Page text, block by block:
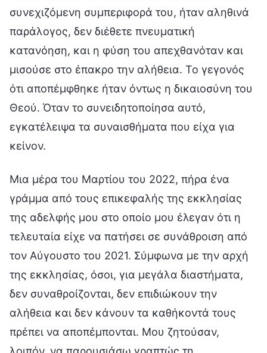
συνεχιζόμενη συμπεριφορά του, ήταν αληθινά
παράλογος, δεν διέθετε πνευματική
κατανόηση, και η φύση του απεχθανόταν και
μισούσε στο έπακρο την αλήθεια. Το γεγονός
ότι αποπέμφθηκε ήταν όντως η δικαιοσύνη του
Θεού. Όταν το συνειδητοποίησα αυτό,
εγκατέλειψα τα συναισθήματα που είχα για
κείνον.
Μια μέρα του Μαρτίου του 2022, πήρα ένα
γράμμα από τους επικεφαλής της εκκλησίας
της αδελφής μου στο οποίο μου έλεγαν ότι η
τελευταία είχε να πατήσει σε συνάθροιση από
τον Αύγουστο του 2021. Σύμφωνα με την αρχή
της εκκλησίας, όσοι, για μεγάλα διαστήματα,
δεν συναθροίζονται, δεν επιδιώκουν την
αλήθεια και δεν κάνουν τα καθήκοντά τους
πρέπει να αποπέμπονται. Μου ζητούσαν,